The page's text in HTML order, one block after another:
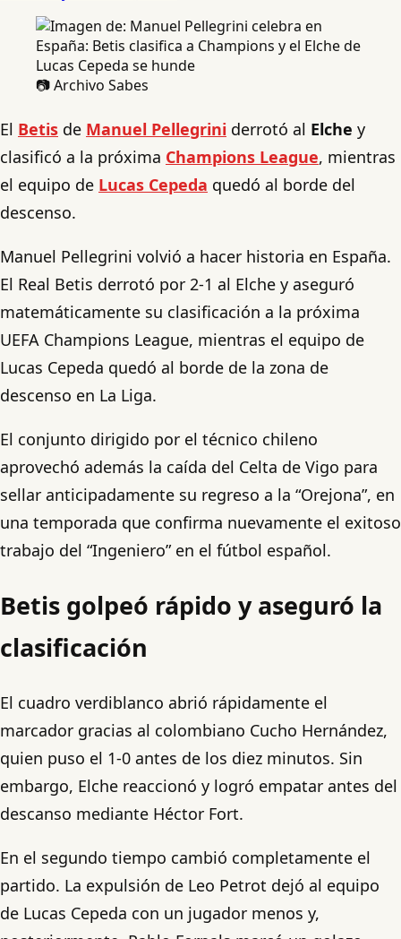
📷 Archivo Sabes
El Betis de Manuel Pellegrini derrotó al Elche y
clasificó a la próxima Champions League, mientras
el equipo de Lucas Cepeda quedó al borde del
descenso.
Manuel Pellegrini volvió a hacer historia en España.
El Real Betis derrotó por 2-1 al Elche y aseguró
matemáticamente su clasificación a la próxima
UEFA Champions League, mientras el equipo de
Lucas Cepeda quedó al borde de la zona de
descenso en La Liga.
El conjunto dirigido por el técnico chileno
aprovechó además la caída del Celta de Vigo para
sellar anticipadamente su regreso a la “Orejona”, en
una temporada que confirma nuevamente el exitoso
trabajo del “Ingeniero” en el fútbol español.
Betis golpeó rápido y aseguró la
clasificación
El cuadro verdiblanco abrió rápidamente el
marcador gracias al colombiano Cucho Hernández,
quien puso el 1-0 antes de los diez minutos. Sin
embargo, Elche reaccionó y logró empatar antes del
descanso mediante Héctor Fort.
En el segundo tiempo cambió completamente el
partido. La expulsión de Leo Petrot dejó al equipo
de Lucas Cepeda con un jugador menos y,